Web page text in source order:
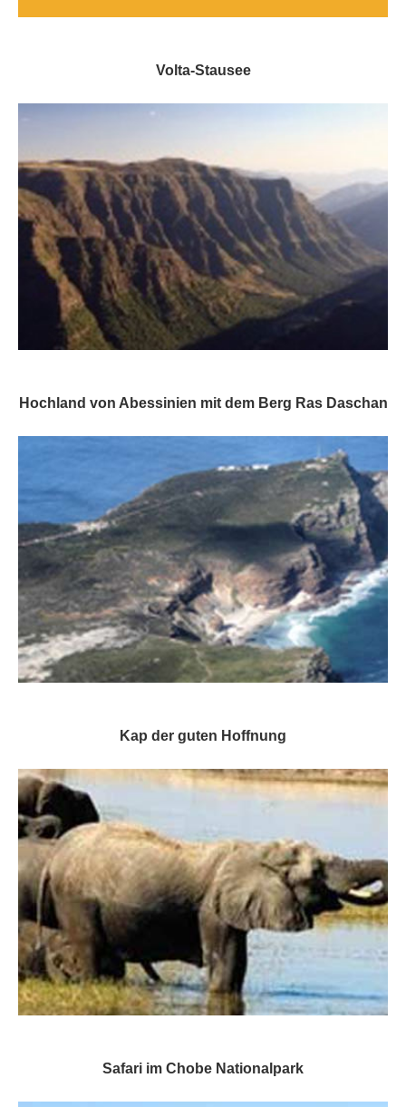
Volta-Stausee
Hochland von Abessinien mit dem Berg Ras Daschan
Kap der guten Hoffnung
Safari im Chobe Nationalpark